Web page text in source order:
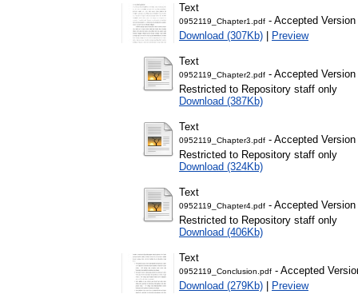
Text
0952119_Chapter1.pdf - Accepted Version
Download (307Kb) | Preview
Text
0952119_Chapter2.pdf - Accepted Version
Restricted to Repository staff only
Download (387Kb)
Text
0952119_Chapter3.pdf - Accepted Version
Restricted to Repository staff only
Download (324Kb)
Text
0952119_Chapter4.pdf - Accepted Version
Restricted to Repository staff only
Download (406Kb)
Text
0952119_Conclusion.pdf - Accepted
Download (279Kb) | Preview